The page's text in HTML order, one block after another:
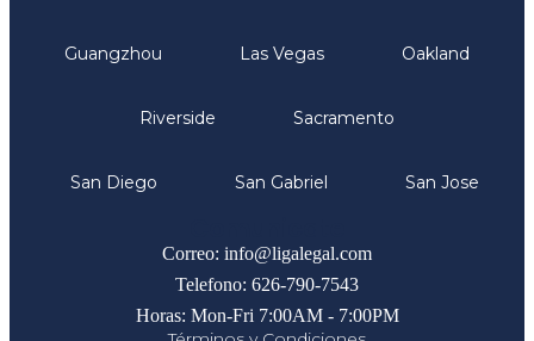
Guangzhou Las Vegas Oakland
Riverside Sacramento
San Diego San Gabriel San Jose
Correo: info@ligalegal.com
Telefono: 626-790-7543
Horas: Mon-Fri 7:00AM - 7:00PM